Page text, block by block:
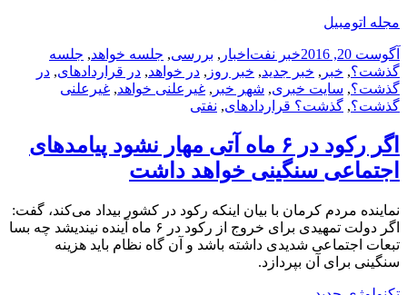
مجله اتومبیل
ارسال
شده
در
آگوست 20, 2016 نویسنده
دسته‌ها
خبر نفتبرچسب‌ها
اخبار , بررسی, جلسه خواهد, جلسه
گذشت؟, خبر , خبر جدید, خبر روز , در خواهد, در قراردادهای, در
گذشت؟, سایت خبری, شهر خبر , غیرعلنی خواهد, غیرعلنی
گذشت؟, گذشت؟ قراردادهای, نفتی
اگر رکود در ۶ ماه آتی مهار نشود پیامدهای
اجتماعی سنگینی خواهد داشت
نماینده مردم کرمان با بیان اینکه رکود در کشور بیداد می‌کند،‌ گفت:
اگر دولت تمهیدی برای خروج از رکود در ۶ ماه آینده نیندیشد چه بسا
تبعات اجتماعی شدیدی داشته باشد و آن گاه نظام باید هزینه
سنگینی برای آن بپردازد.